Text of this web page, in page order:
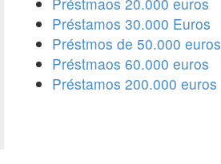
Préstamos 30.000 Euros
Préstmos de 50.000 euros
Préstmaos 60.000 euros
Préstamos 200.000 euros